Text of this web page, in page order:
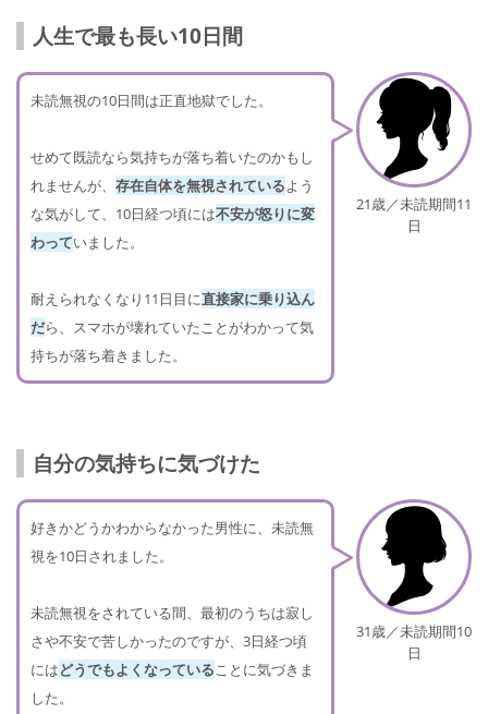
人生で最も長い10日間
21歳／未読期間11
日
未読無視の10日間は正直地獄でした。
せめて既読なら気持ちが落ち着いたのかもし
れませんが、 存在自体を無視されているよう
な気がして、10日経つ頃には不安が怒りに変
わっていました。
耐えられなくなり11日目に直接家に乗り込ん
だら、スマホが壊れていたことがわかって気
持ちが落ち着きました。
自分の気持ちに気づけた
31歳／未読期間10
日
好きかどうかわからなかった男性に、未読無
視を10日されました。
未読無視をされている間、最初のうちは寂し
さや不安で苦しかったのですが、3日経つ頃
にはどうでもよくなっていることに気づきま
した。